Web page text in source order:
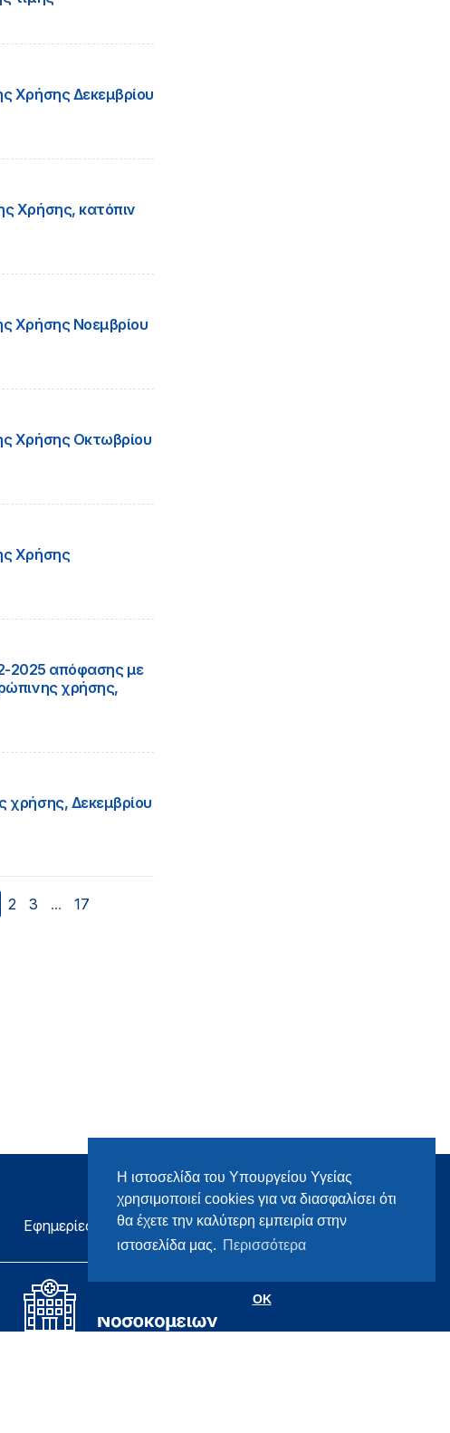
Η ιστοσελίδα του Υπουργείου Υγείας
χρησιμοποιεί cookies για να διασφαλίσει ότι
θα έχετε την καλύτερη εμπειρία στην
ιστοσελίδα μας. Περισσότερα
OK
Χρήσης Δεκεμβρίου
Χρήσης, κατόπιν
Χρήσης Νοεμβρίου
Χρήσης Οκτωβρίου
Χρήσης
2025 απόφασης με
χρήσης,
Δεκεμβρίου
2 3 ... 17
Εφημερίες